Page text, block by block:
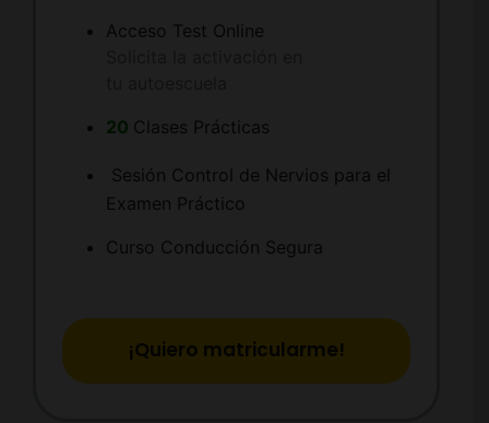
Acceso Test Online
20 Clases Prácticas
Sesión Control de Nervios para el
Examen Práctico
Curso Conducción Segura
¡Quiero matricularme!